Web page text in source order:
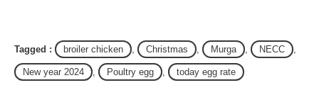
Tagged : broiler chicken , Christmas , Murga , NECC ,
New year 2024 , Poultry egg , today egg rate